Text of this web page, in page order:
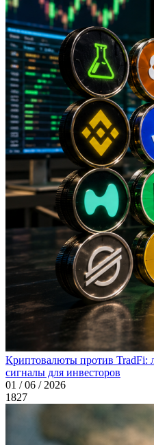
Криптовалюты против TradFi:
сигналы для инвесторов
01 / 06 / 2026
1827